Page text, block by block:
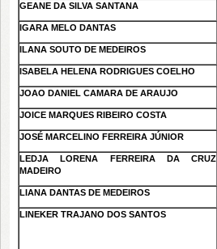
GEANE DA SILVA SANTANA
IGARA MELO DANTAS
ILANA SOUTO DE MEDEIROS
ISABELA HELENA RODRIGUES COELHO
JOAO DANIEL CAMARA DE ARAUJO
JOICE MARQUES RIBEIRO COSTA
JOSÉ MARCELINO FERREIRA JÚNIOR
LEDJA LORENA FERREIRA DA CRUZ
MADEIRO
LIANA DANTAS DE MEDEIROS
LINEKER TRAJANO DOS SANTOS